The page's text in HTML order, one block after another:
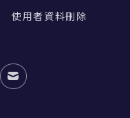
使用者資料刪除